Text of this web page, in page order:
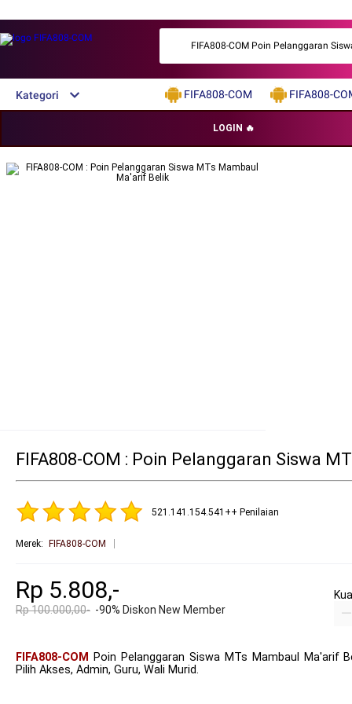
FIFA808-COM Poin Pelanggaran
Kategori FIFA808-COM FIFA808-
LOGIN 🔥
FIFA808-COM : Poin Pelanggaran Siswa
521.141.154.541++ Penilaian
Merek: FIFA808-COM
Rp 5.808,-
Rp 100.000,00- -90% Diskon New Member
FIFA808-COM
Poin Pelanggaran Siswa MTs Mambaul Ma'arif
Pilih Akses, Admin, Guru, Wali Murid.